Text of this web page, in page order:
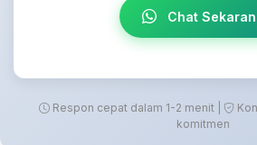
Chat
Respon cepat dalam 1-2 menit |
komitmen